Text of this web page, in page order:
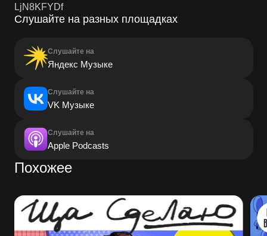
LjN8KFYDf
Слушайте на разных площадках
Слушайте на
Яндекс Музыке
Слушайте на
VK Музыке
Слушайте на
Apple Podcasts
Похожее